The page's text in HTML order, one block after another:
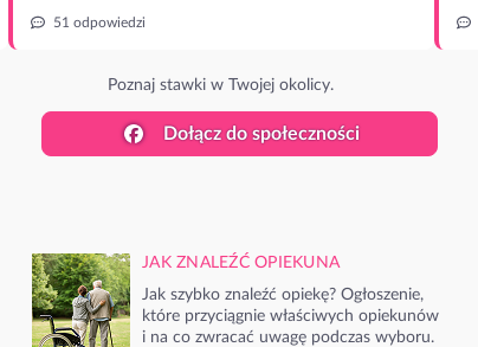
51 odpowiedzi
Poznaj stawki w Twojej okolicy.
Dołącz do społeczności
JAK ZNALEŹĆ OPIEKUNA
Jak szybko znaleźć opiekę? Ogłoszenie,
które przyciągnie właściwych opiekunów
i na co zwracać uwagę podczas wyboru.